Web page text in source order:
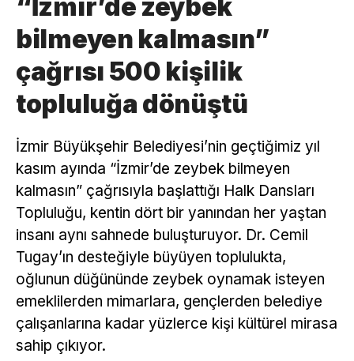
“İzmir’de zeybek
bilmeyen kalmasın”
çağrısı 500 kişilik
topluluğa dönüştü
İzmir Büyükşehir Belediyesi’nin geçtiğimiz yıl
kasım ayında “İzmir’de zeybek bilmeyen
kalmasın” çağrısıyla başlattığı Halk Dansları
Topluluğu, kentin dört bir yanından her yaştan
insanı aynı sahnede buluşturuyor. Dr. Cemil
Tugay’ın desteğiyle büyüyen toplulukta,
oğlunun düğününde zeybek oynamak isteyen
emeklilerden mimarlara, gençlerden belediye
çalışanlarına kadar yüzlerce kişi kültürel mirasa
sahip çıkıyor.